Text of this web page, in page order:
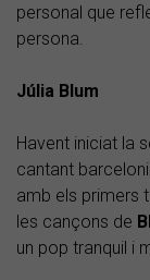
personal que
persona.
Júlia Blum
Havent iniciat la
cantant
amb els primers
les cançons de
un pop tranquil i